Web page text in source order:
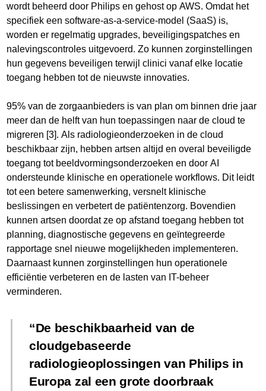
wordt beheerd door Philips en gehost op AWS. Omdat het
specifiek een software-as-a-service-model (SaaS) is,
worden er regelmatig upgrades, beveiligingspatches en
nalevingscontroles uitgevoerd. Zo kunnen zorginstellingen
hun gegevens beveiligen terwijl clinici vanaf elke locatie
toegang hebben tot de nieuwste innovaties.
95% van de zorgaanbieders is van plan om binnen drie jaar
meer dan de helft van hun toepassingen naar de cloud te
migreren [3]. Als radiologieonderzoeken in de cloud
beschikbaar zijn, hebben artsen altijd en overal beveiligde
toegang tot beeldvormingsonderzoeken en door AI
ondersteunde klinische en operationele workflows. Dit leidt
tot een betere samenwerking, versnelt klinische
beslissingen en verbetert de patiëntenzorg. Bovendien
kunnen artsen doordat ze op afstand toegang hebben tot
planning, diagnostische gegevens en geïntegreerde
rapportage snel nieuwe mogelijkheden implementeren.
Daarnaast kunnen zorginstellingen hun operationele
efficiëntie verbeteren en de lasten van IT-beheer
verminderen.
De beschikbaarheid van de
cloudgebaseerde
radiologieoplossingen van Philips in
Europa zal een grote doorbraak